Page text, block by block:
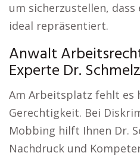
um sicherzustellen, dass
ideal repräsentiert.
Anwalt
Experte Dr.
Am Arbeitsplatz fehlt es
Gerechtigkeit. Bei
Mobbing hilft Ihnen Dr.
Nachdruck und